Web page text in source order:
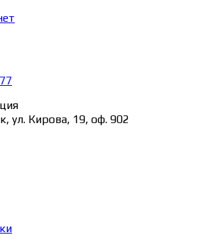
ул. Кирова, 19, оф. 902